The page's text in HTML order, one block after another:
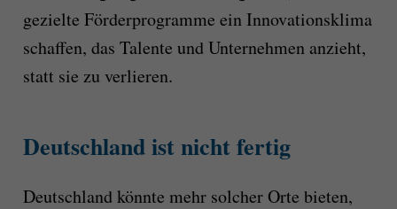
gezielte Förderprogramme ein Innovationsklima
schaffen, das Talente und Unternehmen anzieht,
statt sie zu verlieren.
Deutschland ist nicht fertig
Deutschland könnte mehr solcher Orte bieten,